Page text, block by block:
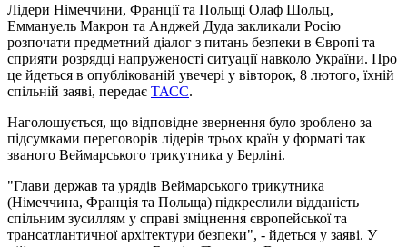
Лідери Німеччини, Франції та Польщі Олаф Шольц,
Еммануель Макрон та Анджей Дуда закликали Росію
розпочати предметний діалог з питань безпеки в Європі та
сприяти розрядці напруженості ситуації навколо України. Про
це йдеться в опублікованій увечері у вівторок, 8 лютого, їхній
спільній заяві, передає ТАСС.
Наголошується, що відповідне звернення було зроблено за
підсумками переговорів лідерів трьох країн у форматі так
званого Веймарського трикутника у Берліні.
"Глави держав та урядів Веймарського трикутника
(Німеччина, Франція та Польща) підкреслили відданість
спільним зусиллям у справі зміцнення європейської та
трансатлантичної архітектури безпеки", - йдеться у заяві. У